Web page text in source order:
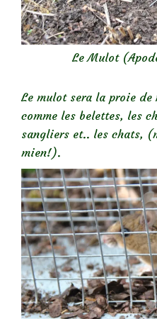
Le Mulot
Le mulot sera la proie de
comme les belettes, les
sangliers et.. les chats,
mien!).